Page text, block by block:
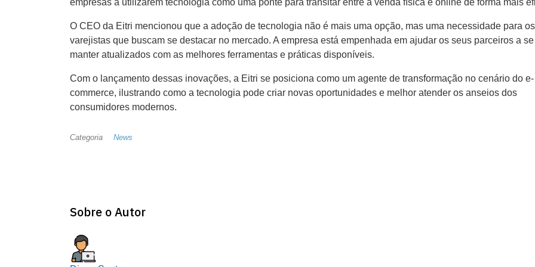
O CEO da Eitri mencionou que a adoção de tecnologia não é mais uma opção, mas uma necessidade para os
varejistas que buscam se destacar no mercado. A empresa está empenhada em ajudar os seus parceiros a se
manter atualizados com as melhores ferramentas e práticas disponíveis.
Com o lançamento dessas inovações, a Eitri se posiciona como um agente de transformação no cenário do e-
commerce, ilustrando como a tecnologia pode criar novas oportunidades e melhor atender os anseios dos
consumidores modernos.
Categoria News
Sobre o Autor